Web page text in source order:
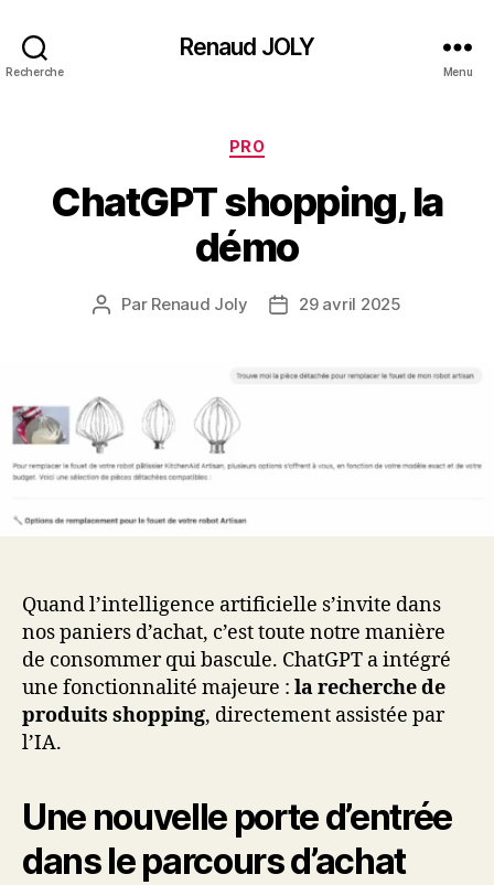
Recherche
Renaud JOLY
Menu
Catégories
PRO
ChatGPT shopping, la
démo
Auteur
Par Renaud Joly
Date29 avril 2025
Quand l’intelligence artificielle s’invite dans
nos paniers d’achat, c’est toute notre manière
de consommer qui bascule. ChatGPT a intégré
une fonctionnalité majeure : la recherche de
produits shopping, directement assistée par
l’IA.
Une nouvelle porte d’entrée
dans le parcours d’achat